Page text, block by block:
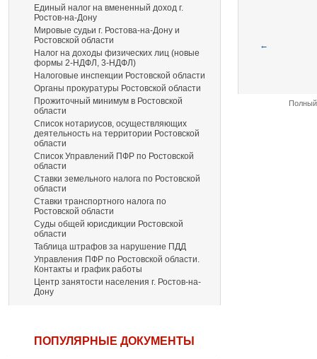
Единый налог на вмененный доход г.
Ростов-на-Дону
Мировые судьи г. Ростова-на-Дону и
Ростовской области
Налог на доходы физических лиц (новые
формы 2-НДФЛ, 3-НДФЛ)
Налоговые инспекции Ростовской области
Органы прокуратуры Ростовской области
Прожиточный минимум в Ростовской
области
Список нотариусов, осуществляющих
деятельность на территории Ростовской
области
Список Управлений ПФР по Ростовской
области
Ставки земельного налога по Ростовской
области
Ставки транспортного налога по
Ростовской области
Суды общей юрисдикции Ростовской
области
Таблица штрафов за нарушение ПДД
Управления ПФР по Ростовской области.
Контакты и график работы
Центр занятости населения г. Ростов-на-
Дону
ПОПУЛЯРНЫЕ ДОКУМЕНТЫ
←